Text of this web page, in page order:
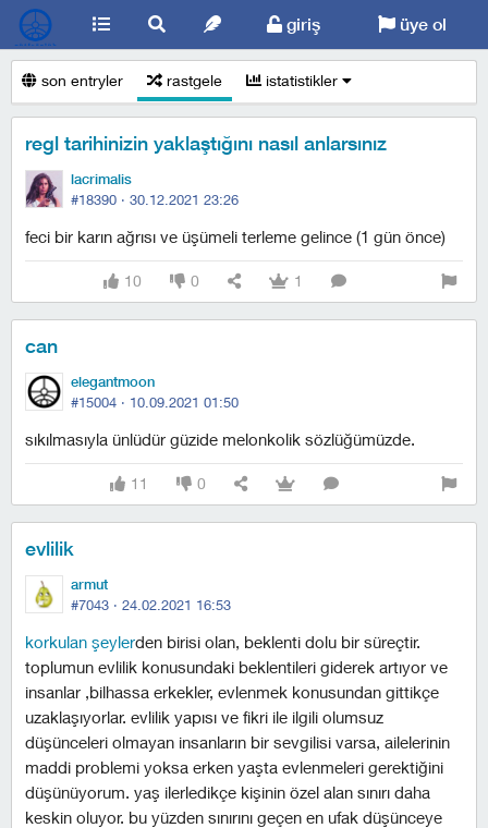
giriş üye ol
son entryler rastgele istatistikler
regl tarihinizin yaklaştığını nasıl anlarsınız
lacrimalis
#18390 · 30.12.2021 23:26
feci bir karın ağrısı ve üşümeli terleme gelince (1 gün önce)
10 0 1
can
elegantmoon
#15004 · 10.09.2021 01:50
sıkılmasıyla ünlüdür güzide melonkolik sözlüğümüzde.
11 0
evlilik
armut
#7043 · 24.02.2021 16:53
korkulan şeylerden birisi olan, beklenti dolu bir süreçtir.
toplumun evlilik konusundaki beklentileri giderek artıyor ve
insanlar ,bilhassa erkekler, evlenmek konusundan gittikçe
uzaklaşıyorlar. evlilik yapısı ve fikri ile ilgili olumsuz
düşünceleri olmayan insanların bir sevgilisi varsa, ailelerinin
maddi problemi yoksa erken yaşta evlenmeleri gerektiğini
düşünüyorum. yaş ilerledikçe kişinin özel alan sınırı daha
keskin oluyor. bu yüzden sınırını geçen en ufak düşünceye